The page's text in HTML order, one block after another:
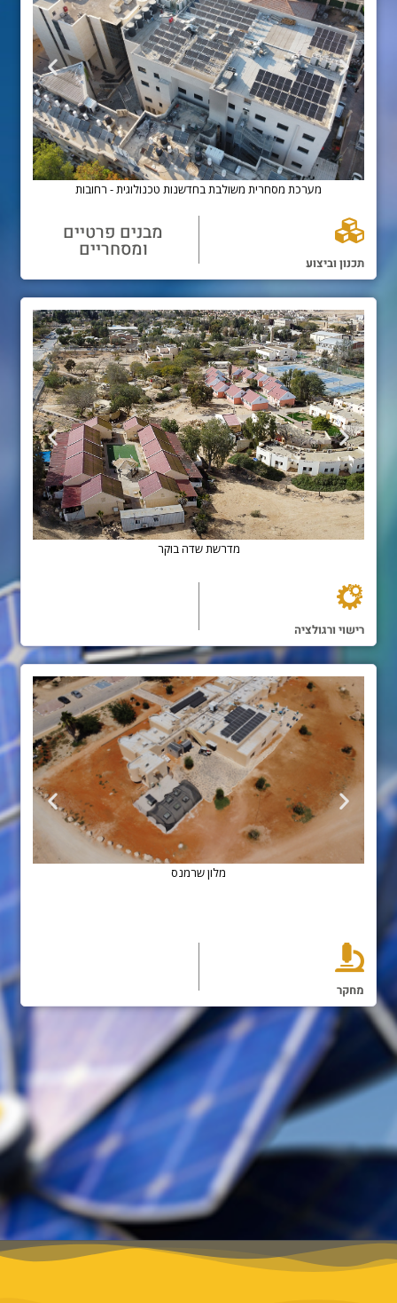
מערכת מסחרית
בית פרטי - מדרשת שדה בוקר
תכנון וביצוע
מבנים פרטיים
ומסחריים
סולרית - גימנסיה הרצליה תל אביב
רישוי ורגולציה
מחקר